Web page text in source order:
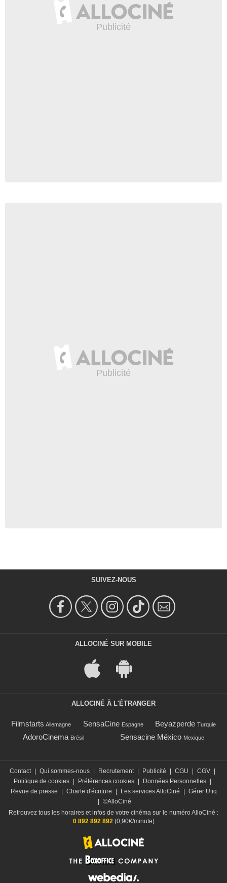
SUIVEZ-NOUS
ALLOCINÉ SUR MOBILE
ALLOCINÉ À L'ÉTRANGER
Filmstarts Allemagne SensaCine Espagne Beyazperde Turquie
AdoroCinema Brésil Sensacine México Mexique
Contact | Qui sommes-nous | Recrutement | Publicité | CGU | CGV |
Politique de cookies | Préférences cookies | Données Personnelles |
Revue de presse
| Charte d'écriture | Les services AlloCiné | Gérer Utiq
| ©AlloCiné
Retrouvez tous les horaires et infos de votre cinéma sur le numéro AlloCiné :
0 892 892 892 (0,90€/minute)